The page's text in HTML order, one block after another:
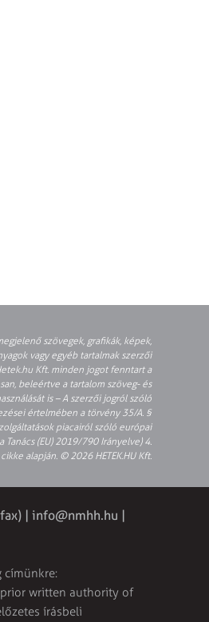
szövegek, grafikák, képek,
vagy egyéb tartalmak szerzői
Kft. minden jogot fenntart a
beleértve a tartalom szöveg- és
is – A szerzői jogról szóló
értelmében a törvény 35/A. §
piacairól szóló európai
Tanács (EU) 2019/790 Irányelve) 4.
cikke alapján. © 2026 HETEK.HU Kft.
| info@nmhh.hu |
címünkre:
written authority of
írásbeli